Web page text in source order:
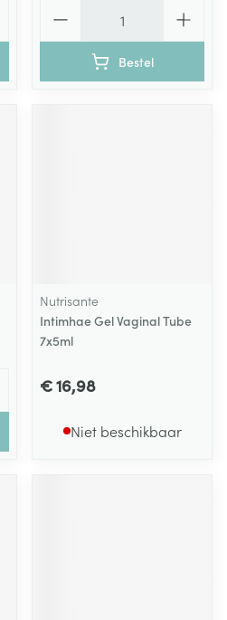
Bestel
Nutrisante
Intimhae Gel Vaginal Tube
7x5ml
€ 16,98
Niet beschikbaar